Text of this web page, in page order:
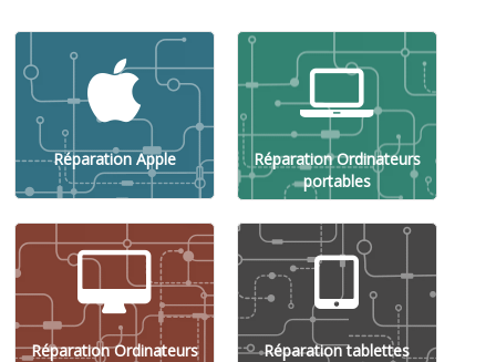
Réparation Apple
Réparation Ordinateurs
portables
Réparation Ordinateurs Réparation tablettes